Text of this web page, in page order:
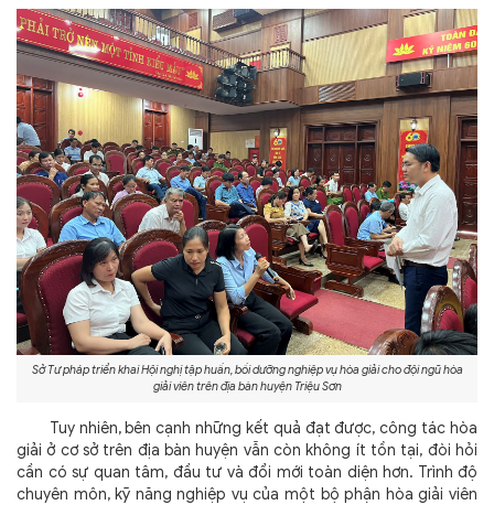
Sở Tư pháp triển khai Hội nghị tập huấn, bồi dưỡng nghiệp vụ hòa giải cho đội ngũ hòa
giải viên trên địa bàn huyện Triệu Sơn
Tuy nhiên, bên cạnh những kết quả đạt được, công tác hòa
giải ở cơ sở trên địa bàn huyện vẫn còn không ít tồn tại, đòi hỏi
cần có sự quan tâm, đầu tư và đổi mới toàn diện hơn. Trình độ
chuyên môn, kỹ năng nghiệp vụ của một bộ phận hòa giải viên